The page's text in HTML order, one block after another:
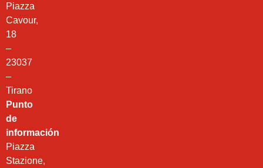
Piazza
Cavour,
18
–
23037
–
Tirano
Punto
de
información
Piazza
Stazione,